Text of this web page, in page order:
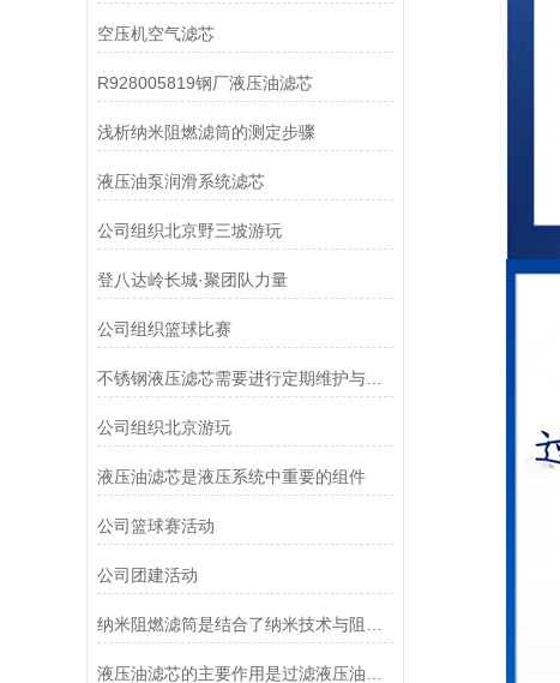
空压机空气滤芯
R928005819钢厂液压油滤芯
浅析纳米阻燃滤筒的测定步骤
液压油泵润滑系统滤芯
公司组织北京野三坡游玩
登八达岭长城·聚团队力量
公司组织篮球比赛
不锈钢液压滤芯需要进行定期维护与清洁
公司组织北京游玩
液压油滤芯是液压系统中重要的组件
公司篮球赛活动
公司团建活动